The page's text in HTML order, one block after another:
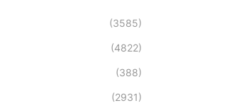
(3585)
(4822)
(388)
(2931)